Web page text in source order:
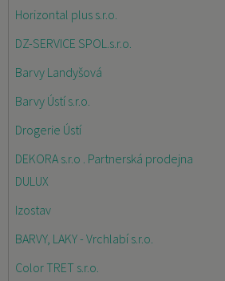
Horizontal plus s.r.o.
DZ-SERVICE SPOL.s.r.o.
Barvy Landyšová
Barvy Ústí s.r.o.
Drogerie Ústí
DEKORA s.r.o . Partnerská prodejna
DULUX
Izostav
BARVY, LAKY - Vrchlabí s.r.o.
Color TRET s.r.o.